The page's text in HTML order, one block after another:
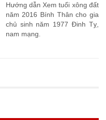
Hướng dẫn Xem tuổi xông đất
năm 2016 Bính Thân cho gia
chủ sinh năm 1977 Đinh Tỵ,
nam mạng.